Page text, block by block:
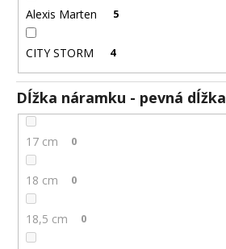
Alexis Marten 5
CITY STORM 4
Dĺžka náramku - pevná dĺžka
17 cm 0
18 cm 0
18,5 cm 0
PRÍVESKOM
KRÍŽ
DAMIAN
TOMTO
PRODUKTE
SI
MÔŽETE
DĹŽKU
RETIAZKY
16,48